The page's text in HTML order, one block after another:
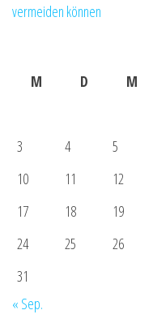
vermeiden können
M
D M
3
4 5
10
11 12
17
18 19
24
25 26
31
« Sep.